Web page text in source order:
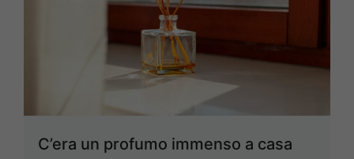
C’era un profumo immenso a casa